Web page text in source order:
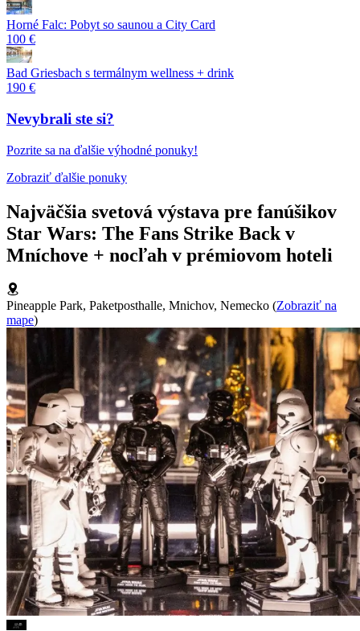
Horné Falc: Pobyt so saunou a City Card
100 €
Bad Griesbach s termálnym wellness + drink
190 €
Nevybrali ste si?
Pozrite sa na ďalšie výhodné ponuky!
Zobraziť ďalšie ponuky
Najväčšia svetová výstava pre fanúšikov
Star Wars: The Fans Strike Back v
Mníchove + nocľah v prémiovom hoteli
Pineapple Park, Paketposthalle, Mnichov, Nemecko (Zobraziť na
mape)